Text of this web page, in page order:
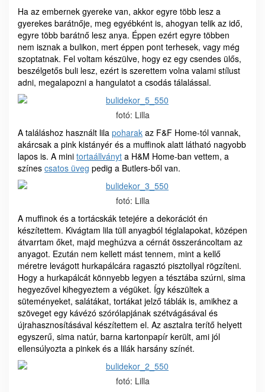
Ha az embernek gyereke van, akkor egyre több lesz a
gyerekes barátnője, meg egyébként is, ahogyan telik az idő,
egyre több barátnő lesz anya. Éppen ezért egyre többen
nem isznak a bulikon, mert éppen pont terhesek, vagy még
szoptatnak. Fel voltam készülve, hogy ez egy csendes ülős,
beszélgetős buli lesz, ezért is szerettem volna valami stílust
adni, megalapozni a hangulatot a csodás tálalással.
fotó: Lilla
A találáshoz használt lila poharak az F&F Home-tól vannak,
akárcsak a pink kistányér és a muffinok alatt látható nagyobb
lapos is. A mini tortaállványt a H&M Home-ban vettem, a
színes csatos üveg pedig a Butlers-ből van.
fotó: Lilla
A muffinok és a tortácskák tetejére a dekorációt én
készítettem. Kivágtam lila tüll anyagból téglalapokat, középen
átvarrtam őket, majd meghúzva a cérnát összeráncoltam az
anyagot. Ezután nem kellett mást tennem, mint a kellő
méretre levágott hurkapálcára ragasztó pisztollyal rögzíteni.
Hogy a hurkapálcát könnyebb legyen a tésztába szúrni, sima
hegyezővel kihegyeztem a végüket. Így készültek a
süteményeket, salátákat, tortákat jelző táblák is, amikhez a
szöveget egy kávézó szórólapjának szétvágásával és
újrahasznosításával készítettem el. Az asztalra terítő helyett
egyszerű, sima natúr, barna kartonpapír került, ami jól
ellensúlyozta a pinkek és a lilák harsány színét.
fotó: Lilla